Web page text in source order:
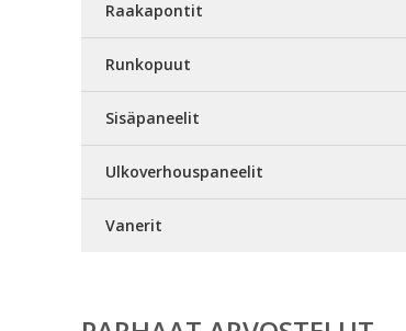
Raakapontit
Runkopuut
Sisäpaneelit
Ulkoverhouspaneelit
Vanerit